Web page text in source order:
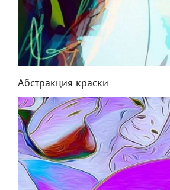
Абстракция краски